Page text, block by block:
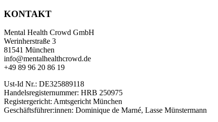
KONTAKT
Mental Health Crowd GmbH
Werinherstraße 3
81541 München
info@mentalhealthcrowd.de
+49 89 96 20 86 19
Ust-Id Nr.: DE325889118
Handelsregisternummer: HRB 250975
Registergericht: Amtsgericht München
Geschäftsführer:innen: Dominique de Marné, Lasse Münstermann